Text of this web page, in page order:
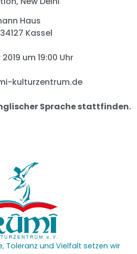
Haus
Kassel
um 19:00 Uhr
kulturzentrum.de
Sprache stattfinden.
Toleranz und Vielfalt setzen wir